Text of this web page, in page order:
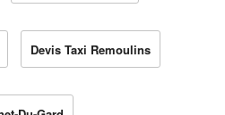
Devis Taxi Remoulins